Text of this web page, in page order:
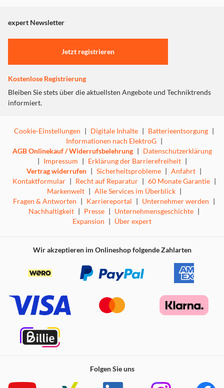
"Marketing".
Einstellungen anpassen
expert Newsletter
Jetzt registrieren
Kostenlose Registrierung
Bleiben Sie stets über die aktuellsten Angebote und Techniktrends
informiert.
Cookie-Einstellungen | Digitale Inhalte | Batterieentsorgung |
Informationen nach ElektroG |
AGB Onlinekauf / Widerrufsbelehrung | Datenschutzerklärung
| Impressum | Erklärung der Barrierefreiheit |
Vertrag widerrufen | Sicherheitsprobleme | Anfahrt |
Kontaktformular | Recht auf Reparatur | 60 Monate Garantie |
Markenwelt | Alle Services im Überblick |
Fragen & Antworten | Karriereportal | Unternehmer werden |
Nachhaltigkeit | Presse | Unternehmensgeschichte |
Expansion | Über expert
Wir akzeptieren im Onlineshop folgende Zahlarten
Folgen Sie uns